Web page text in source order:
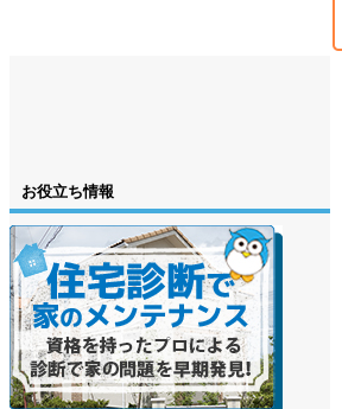
お役立ち情報